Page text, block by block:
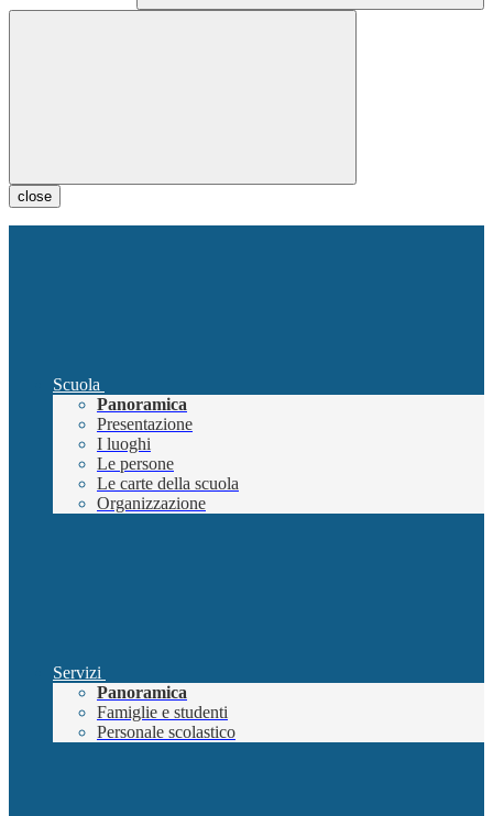
close
Scuola
Panoramica
Presentazione
I luoghi
Le persone
Le carte della scuola
Organizzazione
Servizi
Panoramica
Famiglie e studenti
Personale scolastico